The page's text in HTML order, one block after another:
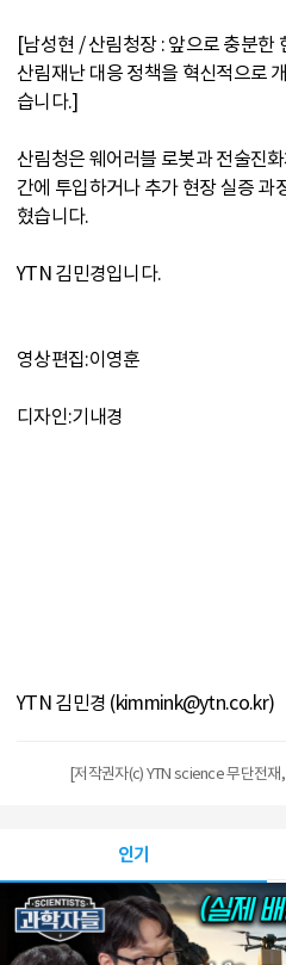
[남성현 / 산림청장 : 앞으로 충분한
산림재난 대응 정책을 혁신적으로
습니다.]
산림청은 웨어러블 로봇과 전술진
간에 투입하거나 추가 현장 실증 과
혔습니다.
YTN 김민경입니다.
영상편집:이영훈
디자인:기내경
YTN 김민경 (kimmink@ytn.co.kr)
[저작권자(c) YTN science 무단전재
인기